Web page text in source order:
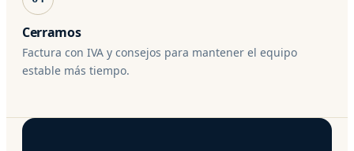
Cerramos
Factura con IVA y consejos para mantener el equipo
estable más tiempo.